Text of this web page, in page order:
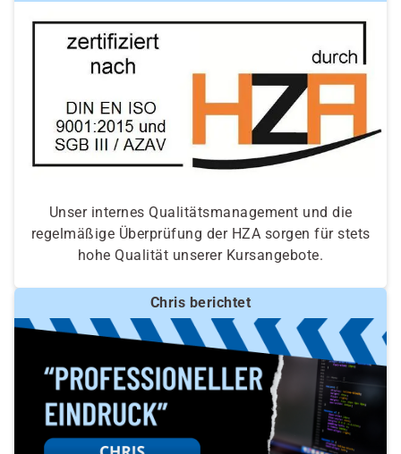
Unser internes Qualitätsmanagement und die
regelmäßige Überprüfung der HZA sorgen für stets
hohe Qualität unserer Kursangebote.
Chris berichtet